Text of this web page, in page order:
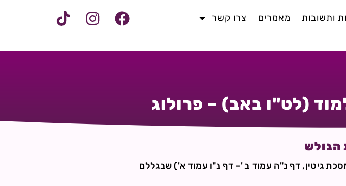
ותשובות מאמרים צרו קשר
(לט"ו באב) – פרולוג
גיטין, דף נ"ה עמוד ב '– דף נ"ו עמוד א') שבגללם